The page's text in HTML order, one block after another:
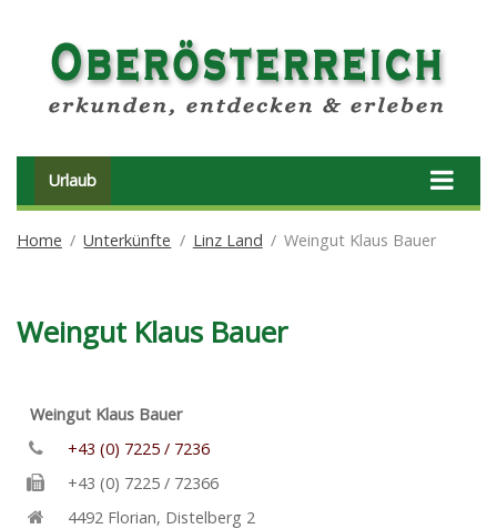
Urlaub
Home Unterkünfte Linz Land Weingut Klaus Bauer
Weingut Klaus Bauer
Weingut Klaus Bauer
+43 (0) 7225 / 7236
+43 (0) 7225 / 72366
4492 Florian, Distelberg 2